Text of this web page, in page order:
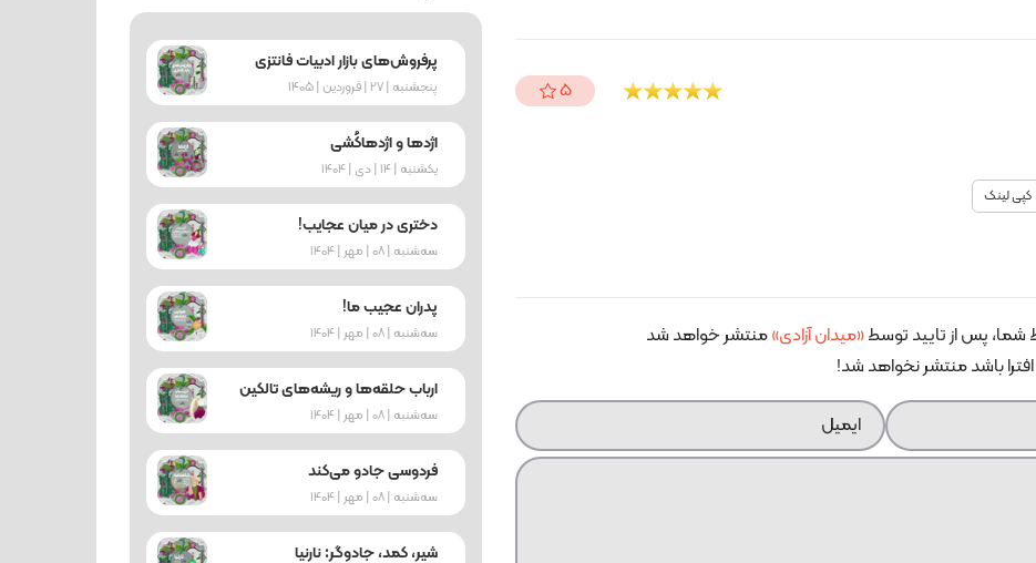
5
کپی لینک
پس از تایید توسط«میدان آزادی»منتشر خواهد شد
باشد منتشر نخواهد شد!
پرفروش‌های بازار ادبیات فانتزی
پنجشنبه | 27 | فروردین | 1405
اژدها و اژدهاکُشی
یکشنبه | 14 | دی | 1404
دختری در میان عجایب!
ﺳﻪشنبه | 08 | مهر | 1404
پدران عجیب ما!
ﺳﻪشنبه | 08 | مهر | 1404
ارباب حلقه‌ها و ریشه‌های تالکین
ﺳﻪشنبه | 08 | مهر | 1404
فردوسی جادو می‌کند
ﺳﻪشنبه | 08 | مهر | 1404
شیر، کمد، جادوگر: نارنیا